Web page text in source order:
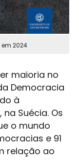
2024
maioria no
Democracia
à
Suécia. Os
o mundo
e 91
relação ao